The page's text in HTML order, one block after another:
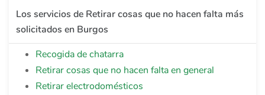
Los servicios de Retirar cosas que no hacen falta más
solicitados en Burgos
Recogida de chatarra
Retirar cosas que no hacen falta en general
Retirar electrodomésticos